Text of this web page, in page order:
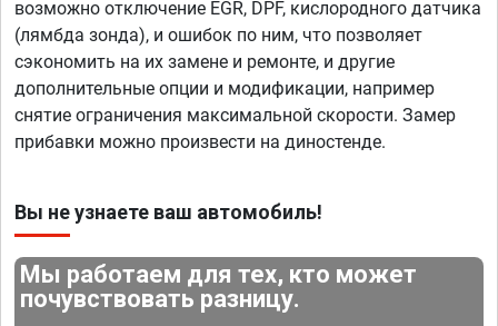
возможно отключение EGR, DPF, кислородного датчика
(лямбда зонда), и ошибок по ним, что позволяет
сэкономить на их замене и ремонте, и другие
дополнительные опции и модификации, например
снятие ограничения максимальной скорости. Замер
прибавки можно произвести на диностенде.
Вы не узнаете ваш автомобиль!
Мы работаем для тех, кто может
почувствовать разницу.